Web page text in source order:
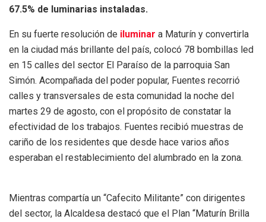
67.5% de luminarias instaladas.
En su fuerte resolución de iluminar a Maturín y convertirla
en la ciudad más brillante del país, colocó 78 bombillas led
en 15 calles del sector El Paraíso de la parroquia San
Simón. Acompañada del poder popular, Fuentes recorrió
calles y transversales de esta comunidad la noche del
martes 29 de agosto, con el propósito de constatar la
efectividad de los trabajos. Fuentes recibió muestras de
cariño de los residentes que desde hace varios años
esperaban el restablecimiento del alumbrado en la zona.
Mientras compartía un “Cafecito Militante” con dirigentes
del sector, la Alcaldesa destacó que el Plan “Maturín Brilla